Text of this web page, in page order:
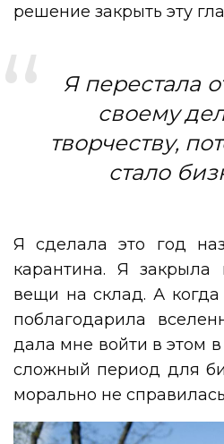
решение закрыть эту
Я перестала
своему
творчеству,
стало
Я сделала это год
карантина. Я закрыла
вещи на склад. А
поблагодарила
дала мне войти в этом
сложный период для
морально не